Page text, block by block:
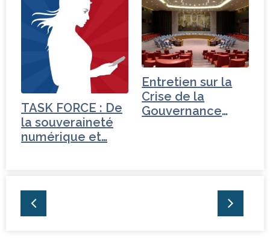
TASK FORCE : De
la souveraineté
numérique et…
Entretien sur la
Crise de la
Gouvernance